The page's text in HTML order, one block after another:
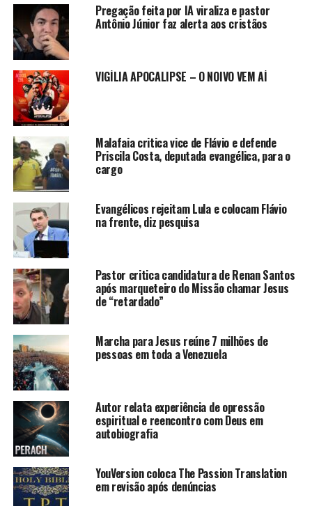
Pregação feita por IA viraliza e pastor
Antônio Júnior faz alerta aos cristãos
VIGÍLIA APOCALIPSE – O NOIVO VEM AÍ
Malafaia critica vice de Flávio e defende
Priscila Costa, deputada evangélica, para o
cargo
Evangélicos rejeitam Lula e colocam Flávio
na frente, diz pesquisa
Pastor critica candidatura de Renan Santos
após marqueteiro do Missão chamar Jesus
de “retardado”
Marcha para Jesus reúne 7 milhões de
pessoas em toda a Venezuela
Autor relata experiência de opressão
espiritual e reencontro com Deus em
autobiografia
YouVersion coloca The Passion Translation
em revisão após denúncias